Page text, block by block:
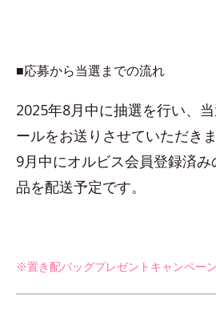
■応募から当選までの流れ
2025年8月中に抽選を行い、
ールをお送りさせていただきま
9月中にオルビス会員登録済み
品を配送予定です。
※置き配バッグプレゼントキャンペー